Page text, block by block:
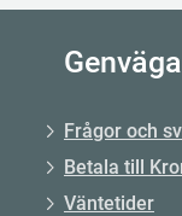
Frågor och
Betala till
Väntetider